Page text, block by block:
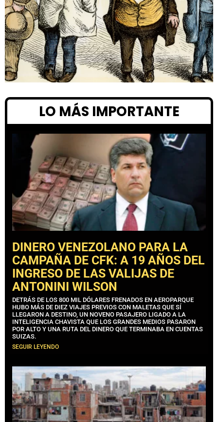
LO MÁS IMPORTANTE
DINERO VENEZOLANO PARA LA
CAMPAÑA DE CFK: A 19 AÑOS DEL
INGRESO DE LAS VALIJAS DE
ANTONINI WILSON
DETRÁS DE LOS 800 MIL DÓLARES FRENADOS EN AEROPARQUE
HUBO MÁS DE DIEZ VIAJES PREVIOS CON MALETAS QUE SÍ
LLEGARON A DESTINO, UN NOVENO PASAJERO LIGADO A LA
INTELIGENCIA CHAVISTA QUE LOS GRANDES MEDIOS PASARON
POR ALTO Y UNA RUTA DEL DINERO QUE TERMINABA EN CUENTAS
SUIZAS.
SEGUIR LEYENDO